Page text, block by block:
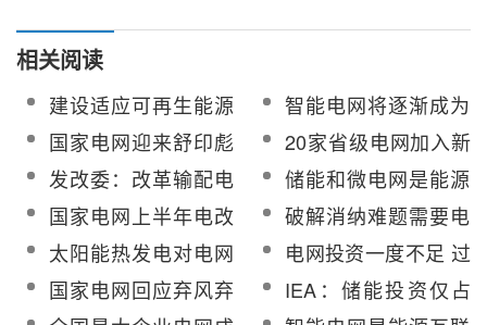
相关阅读
建设适应可再生能源
大量并网的灵活电网
5个条件必不可少
智能电网将逐渐成为
能源互联网的核心部
分
国家电网迎来舒印彪
时代 如何应变新电
改？
20家省级电网加入新
电改试点 电改进入进
入实操阶段
发改委：改革输配电
价降低电网企业输配
电费用
储能和微电网是能源
格局转型升级的加速
剂
国家电网上半年电改
和全球能源互联网工
作进展梳理
破解消纳难题需要电
源、负荷、电网同时
太阳能热发电对电网
的价值
电网投资一度不足 过
剩风险引关注
国家电网回应弃风弃
光质疑 用电需求放缓
IEA：储能投资仅占
电网投资的0.4%